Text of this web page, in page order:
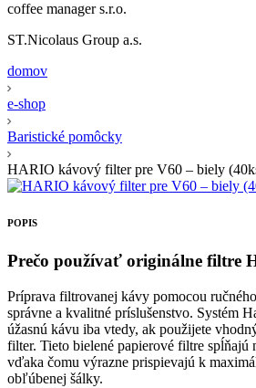
coffee manager s.r.o.
ST.Nicolaus Group a.s.
domov
e-shop
Baristické pomôcky
HARIO kávový filter pre V60 – biely
POPIS
Prečo používať originálne filtre
Príprava filtrovanej kávy pomocou
správne a kvalitné príslušenstvo. Systém
úžasnú kávu iba vtedy, ak použijete
filter. Tieto bielené papierové filtre spĺňajú
vďaka čomu výrazne prispievajú k
obľúbenej šálky.